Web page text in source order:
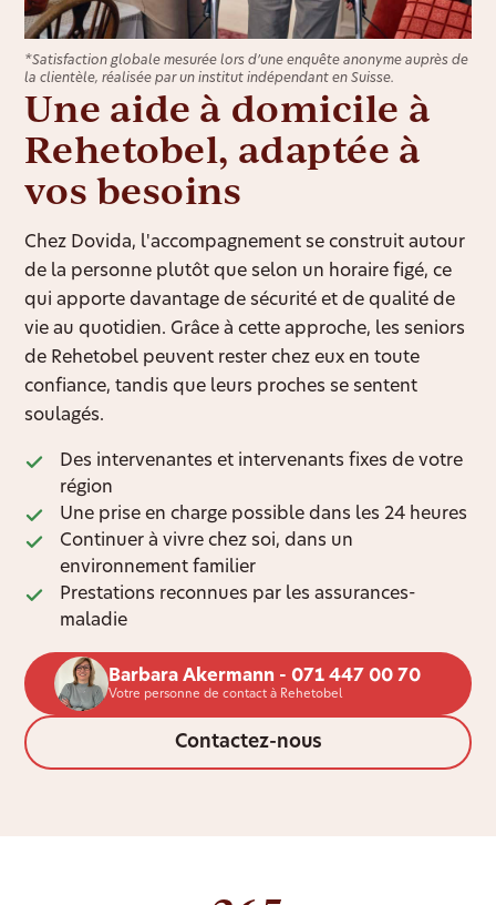
*Satisfaction globale mesurée lors d’une enquête anonyme auprès de
la clientèle, réalisée par un institut indépendant en Suisse.
Une aide à domicile à
Rehetobel, adaptée à
vos besoins
Chez Dovida, l'accompagnement se construit autour
de la personne plutôt que selon un horaire figé, ce
qui apporte davantage de sécurité et de qualité de
vie au quotidien. Grâce à cette approche, les seniors
de Rehetobel peuvent rester chez eux en toute
confiance, tandis que leurs proches se sentent
soulagés.
Des intervenantes et intervenants fixes de votre
région
Une prise en charge possible dans les 24 heures
Continuer à vivre chez soi, dans un
environnement familier
Prestations reconnues par les assurances-
maladie
Barbara Akermann - 071 447 00 70
Votre personne de contact à Rehetobel
Contactez-nous